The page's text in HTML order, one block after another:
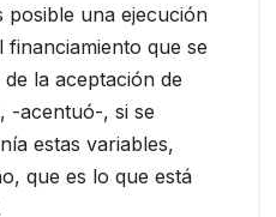
posible una ejecución
que se
la aceptación de
-acentuó-, si se
estas variables,
que es lo que está